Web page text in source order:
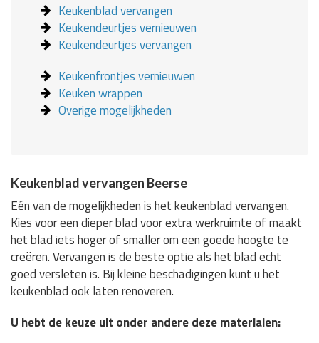
Keukenblad vervangen
Keukendeurtjes vernieuwen
Keukendeurtjes vervangen
Keukenfrontjes vernieuwen
Keuken wrappen
Overige mogelijkheden
Keukenblad vervangen Beerse
Eén van de mogelijkheden is het keukenblad vervangen.
Kies voor een dieper blad voor extra werkruimte of maakt
het blad iets hoger of smaller om een goede hoogte te
creëren. Vervangen is de beste optie als het blad echt
goed versleten is. Bij kleine beschadigingen kunt u het
keukenblad ook laten renoveren.
U hebt de keuze uit onder andere deze materialen: